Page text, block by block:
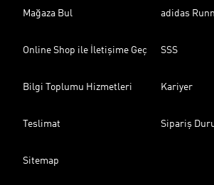
Mağaza Bul adidas
Online Shop ile İletişime Geç SSS
Bilgi Toplumu Hizmetleri Kariyer
Teslimat Sipariş
Sitemap